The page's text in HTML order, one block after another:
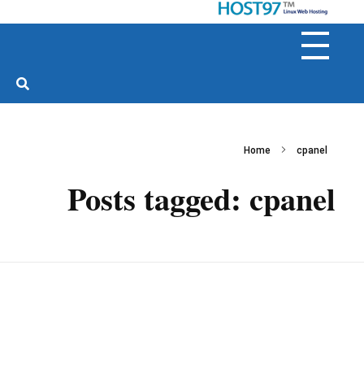
هاست ۹۷ارائه سرویس هاست لینوکس و ثبت دامنه
Home cpanel
Posts tagged: cpanel